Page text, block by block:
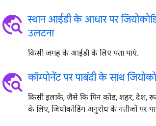
travel_explore स्थान आईडी के आधार पर
उलटना
किसी जगह के आईडी के लिए पता पाएं.
travel_explore कॉम्पोनेंट पर पाबंदी के साथ
किसी इलाके, जैसे कि पिन कोड, शहर, देश,
के लिए, जियोकोडिंग अनुरोध के नतीजों पर